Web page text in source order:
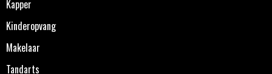
Kapper
Kinderopvang
Makelaar
Tandarts